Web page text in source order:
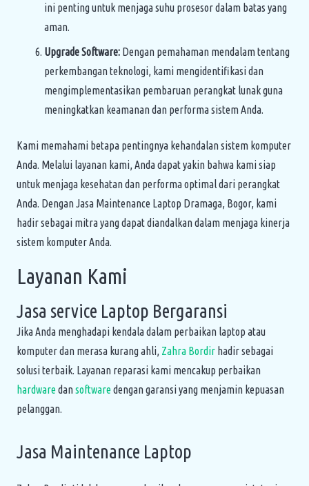
ini penting untuk menjaga suhu prosesor dalam batas yang
aman.
Upgrade Software: Dengan pemahaman mendalam tentang
perkembangan teknologi, kami mengidentifikasi dan
mengimplementasikan pembaruan perangkat lunak guna
meningkatkan keamanan dan performa sistem Anda.
Kami memahami betapa pentingnya kehandalan sistem komputer
Anda. Melalui layanan kami, Anda dapat yakin bahwa kami siap
untuk menjaga kesehatan dan performa optimal dari perangkat
Anda. Dengan Jasa Maintenance Laptop Dramaga, Bogor, kami
hadir sebagai mitra yang dapat diandalkan dalam menjaga kinerja
sistem komputer Anda.
Layanan Kami
Jasa service Laptop Bergaransi
Jika Anda menghadapi kendala dalam perbaikan laptop atau
komputer dan merasa kurang ahli, Zahra Bordir hadir sebagai
solusi terbaik. Layanan reparasi kami mencakup perbaikan
hardwaredansoftwaredengan garansi yang menjamin kepuasan
pelanggan.
Jasa Maintenance Laptop